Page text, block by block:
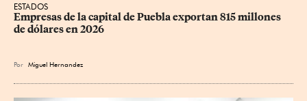
ESTADOS
Empresas de la capital de Puebla exportan 815 millones
de dólares en 2026
Por Miguel Hernandez